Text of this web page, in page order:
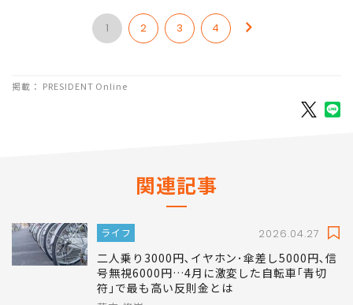
1 2 3 4
掲載： PRESIDENT Online
関連記事
ライフ 2026.04.27
二人乗り3000円､イヤホン･傘差し5000円､信
号無視6000円…4月に激変した自転車｢青切
符｣で最も高い反則金とは